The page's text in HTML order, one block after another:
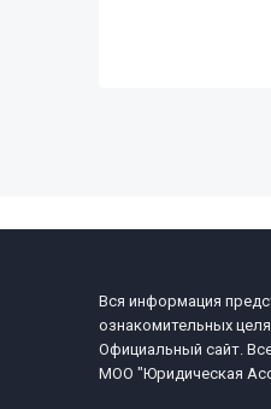
Вся информация
ознакомительных
Официальный сайт.
МОО "Юридическая